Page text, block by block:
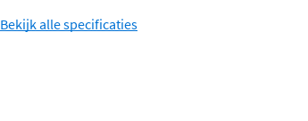
Bekijk alle specificaties